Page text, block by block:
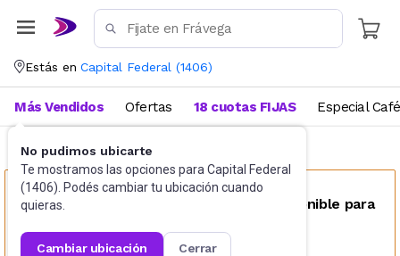
Estás en Capital Federal (1406)
No pudimos ubicarte
Te mostramos las opciones para Capital Federal
(1406). Podés cambiar tu ubicación cuando
quieras.
cambiar ubicación cerrar
Más Vendidos Ofertas 18 cuotas FIJAS Especial Café
Perfumes Perfumes para mujer
Este producto no se encuentra disponible para